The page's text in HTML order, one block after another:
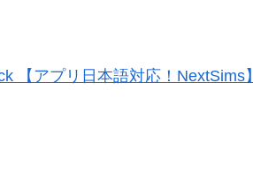
【アプリ日本語対応！NextSims】